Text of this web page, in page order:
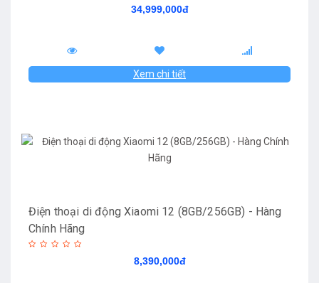
34,999,000đ
Xem chi tiết
Điện thoại di động Xiaomi 12 (8GB/256GB) - Hàng
Chính Hãng
8,390,000đ